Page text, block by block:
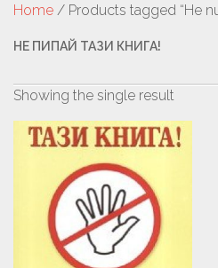
Home / Products tagged “Не
НЕ ПИПАЙ ТАЗИ КНИГА!
Showing the single result